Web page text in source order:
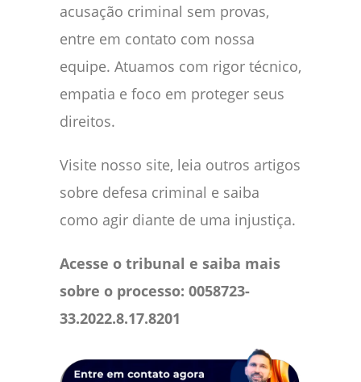
acusação criminal sem provas,
entre em contato com nossa
equipe. Atuamos com rigor técnico,
empatia e foco em proteger seus
direitos.
Visite nosso site, leia outros artigos
sobre defesa criminal e saiba
como agir diante de uma injustiça.
Acesse o tribunal e saiba mais
sobre o processo: 0058723-
33.2022.8.17.8201